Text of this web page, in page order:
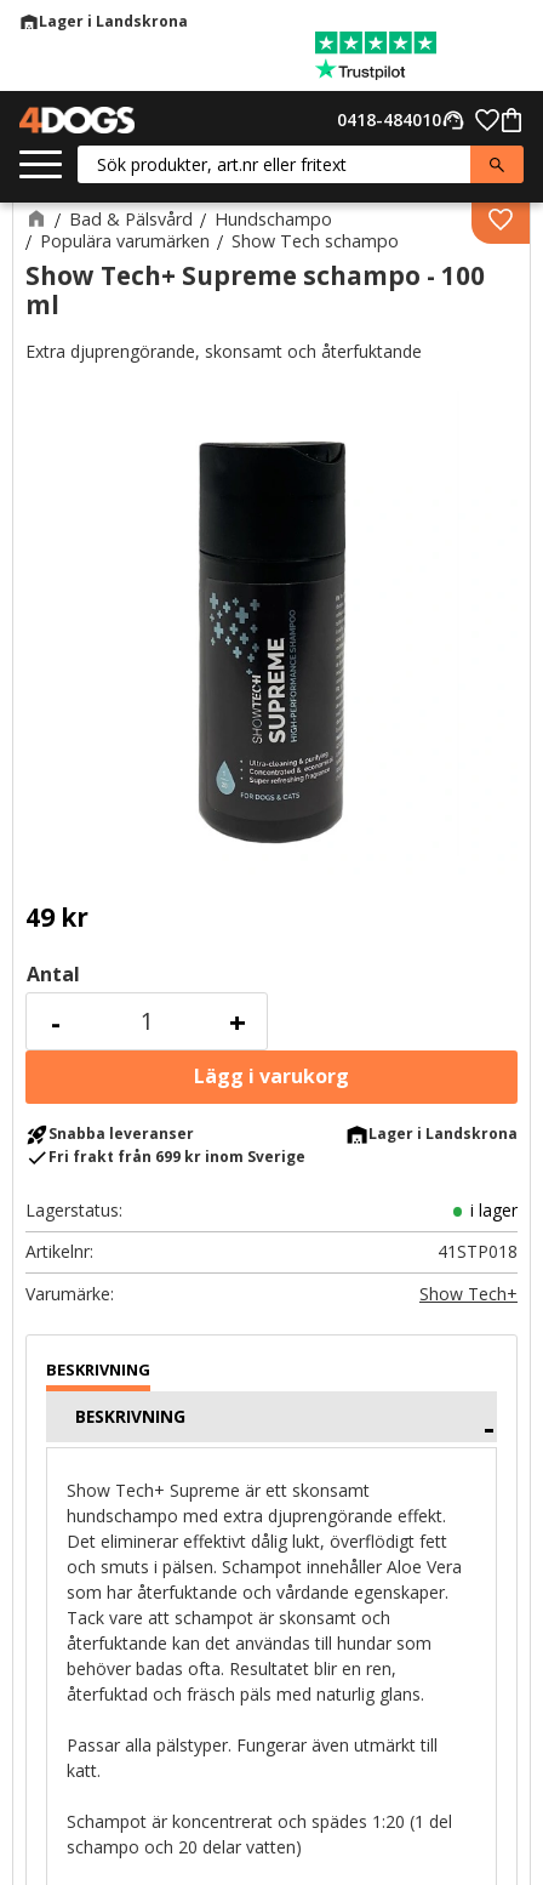
warehouseLager i Landskrona
support_agent
0418-484010
Bad & Pälsvård
Hundschampo
Populära varumärken
Show Tech schampo
Show Tech+ Supreme schampo - 100
ml
Extra djuprengörande, skonsamt och återfuktande
49kr
Antal
+
-
rocket_launchSnabba leveranser warehouseLager i Landskrona
checkFri frakt från 699 kr inom Sverige
Lagerstatus
i lager
Artikelnr
41STP018
Show Tech+
BESKRIVNING
Show Tech+ Supreme är ett skonsamt
hundschampo med extra djuprengörande effekt.
Det eliminerar effektivt dålig lukt, överflödigt fett
och smuts i pälsen. Schampot innehåller Aloe Vera
som har återfuktande och vårdande egenskaper.
Tack vare att schampot är skonsamt och
återfuktande kan det användas till hundar som
behöver badas ofta. Resultatet blir en ren,
återfuktad och fräsch päls med naturlig glans.
Passar alla pälstyper. Fungerar även utmärkt till
katt.
Schampot är koncentrerat och spädes 1:20 (1 del
schampo och 20 delar vatten)